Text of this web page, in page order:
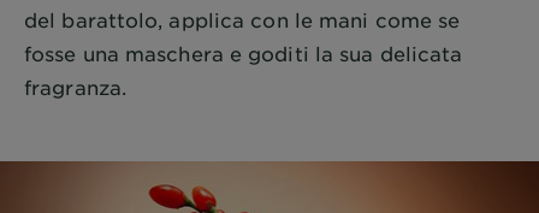
del barattolo, applica con le mani come se
fosse una maschera e goditi la sua delicata
fragranza.